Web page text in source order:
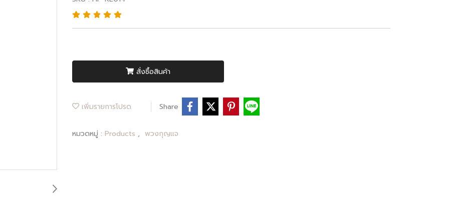
สั่งซื้อสินค้า
เพิ่มรายการโปรด Share
หมวดหมู่ : Products , พวงกุญแจ